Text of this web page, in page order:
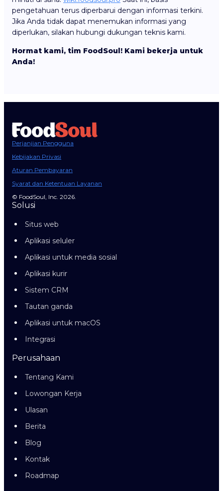
pengetahuan terus diperbarui dengan informasi terkini.
Jika Anda tidak dapat menemukan informasi yang
diperlukan, silakan hubungi dukungan teknis kami.
Hormat kami, tim FoodSoul! Kami bekerja untuk
Anda!
Perjanjian Pengguna
Kebijakan Privasi
Aturan Pembayaran
Syarat dan Ketentuan Layanan
© FoodSoul, Inc. 2026.
Solusi
Situs web
Aplikasi seluler
Aplikasi untuk media sosial
Aplikasi kurir
Sistem CRM
Tautan ganda
Aplikasi untuk macOS
Integrasi
Perusahaan
Tentang Kami
Lowongan Kerja
Ulasan
Berita
Blog
Kontak
Roadmap